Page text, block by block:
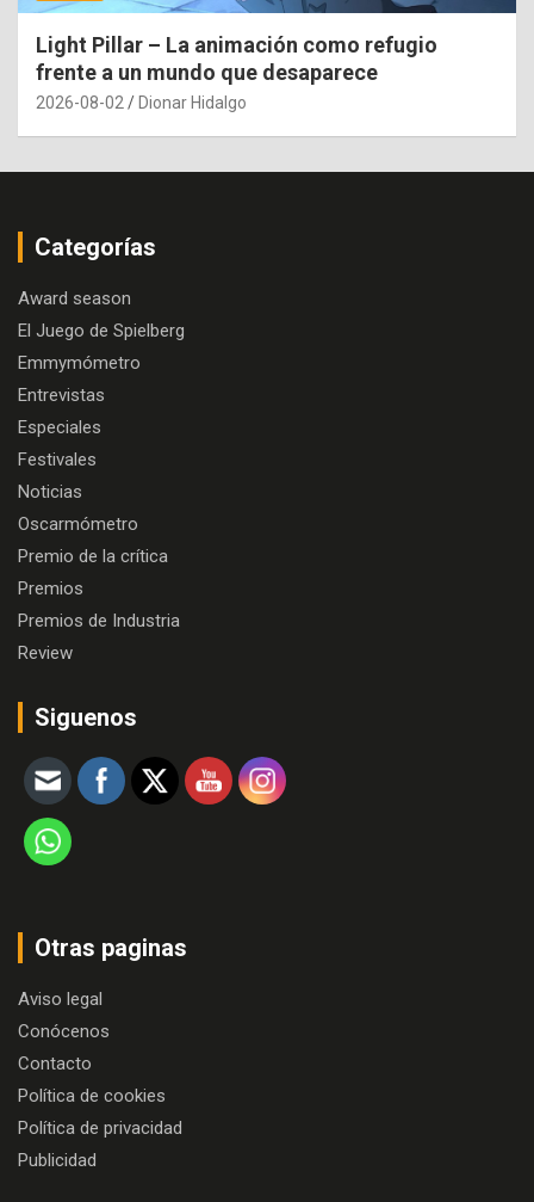
Light Pillar – La animación como refugio
frente a un mundo que desaparece
2026-08-02 Dionar Hidalgo
Categorías
Award season
El Juego de Spielberg
Emmymómetro
Entrevistas
Especiales
Festivales
Noticias
Oscarmómetro
Premio de la crítica
Premios
Premios de Industria
Review
Siguenos
Otras paginas
Aviso legal
Conócenos
Contacto
Política de cookies
Política de privacidad
Publicidad